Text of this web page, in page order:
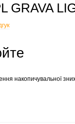
GRAVA
накопичувальної